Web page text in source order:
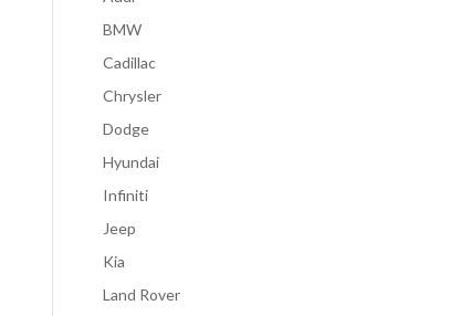
BMW
Cadillac
Chrysler
Dodge
Hyundai
Infiniti
Jeep
Kia
Land Rover